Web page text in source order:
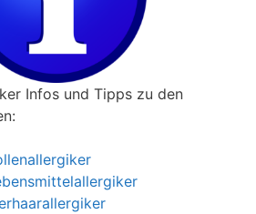
Infos und Tipps zu den